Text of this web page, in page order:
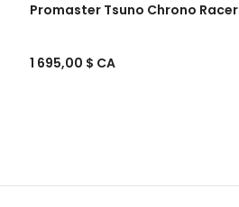
Promaster Tsuno Chrono Racer
1 695,00 $ CA